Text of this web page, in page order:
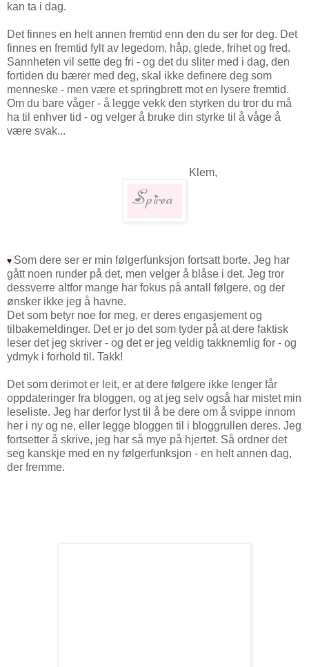
kan ta i dag.
Det finnes en helt annen fremtid enn den du ser for deg. Det
finnes en fremtid fylt av legedom, håp, glede, frihet og fred.
Sannheten vil sette deg fri - og det du sliter med i dag, den
fortiden du bærer med deg, skal ikke definere deg som
menneske - men være et springbrett mot en lysere fremtid.
Om du bare våger - å legge vekk den styrken du tror du må
ha til enhver tid - og velger å bruke din styrke til å våge å
være svak...
Klem,
♥ Som dere ser er min følgerfunksjon fortsatt borte. Jeg har
gått noen runder på det, men velger å blåse i det. Jeg tror
dessverre altfor mange har fokus på antall følgere, og der
ønsker ikke jeg å havne.
Det som betyr noe for meg, er deres engasjement og
tilbakemeldinger. Det er jo det som tyder på at dere faktisk
leser det jeg skriver - og det er jeg veldig takknemlig for - og
ydmyk i forhold til. Takk!
Det som derimot er leit, er at dere følgere ikke lenger får
oppdateringer fra bloggen, og at jeg selv også har mistet min
leseliste. Jeg har derfor lyst til å be dere om å svippe innom
her i ny og ne, eller legge bloggen til i bloggrullen deres. Jeg
fortsetter å skrive, jeg har så mye på hjertet. Så ordner det
seg kanskje med en ny følgerfunksjon - en helt annen dag,
der fremme.